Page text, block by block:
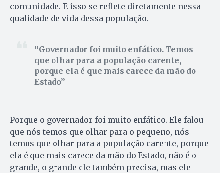
comunidade. E isso se reflete diretamente nessa
qualidade de vida dessa população.
Governador foi muito enfático. Temos
que olhar para a população carente,
porque ela é que mais carece da mão do
Estado
Porque o governador foi muito enfático. Ele falou
que nós temos que olhar para o pequeno, nós
temos que olhar para a população carente, porque
ela é que mais carece da mão do Estado, não é o
grande, o grande ele também precisa, mas ele